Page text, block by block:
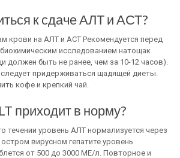
к сдаче АЛТ и АСТ?
крови на АЛТ и АСТ Рекомендуется перед
исследованием натощак
должен быть не ранее, чем за 10-12 часов).
следует придерживаться щадящей диеты.
кофе и крепкий чай.
приходит в норму?
течении уровень АЛТ нормализуется через
вирусном гепатите уровень
от 500 до 3000 МЕ/л. Повторное и